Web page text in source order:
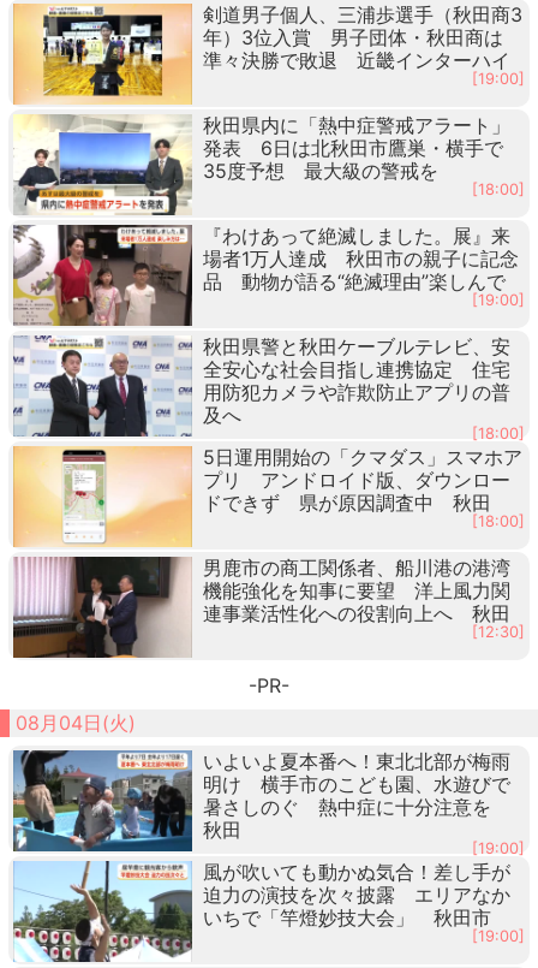
剣道男子個人、三浦歩選手（秋田商3
年）3位入賞 男子団体・秋田商は
準々決勝で敗退 近畿インターハイ
[19:00]
秋田県内に「熱中症警戒アラート」
発表 6日は北秋田市鷹巣・横手で
35度予想 最大級の警戒を
[18:00]
『わけあって絶滅しました。展』来
場者1万人達成 秋田市の親子に記念
品 動物が語る“絶滅理由”楽しんで
[19:00]
秋田県警と秋田ケーブルテレビ、安
全安心な社会目指し連携協定 住宅
用防犯カメラや詐欺防止アプリの普
及へ
[18:00]
5日運用開始の「クマダス」スマホア
プリ アンドロイド版、ダウンロー
ドできず 県が原因調査中 秋田
[18:00]
男鹿市の商工関係者、船川港の港湾
機能強化を知事に要望 洋上風力関
連事業活性化への役割向上へ 秋田
[12:30]
-PR-
08月04日(火)
いよいよ夏本番へ！東北北部が梅雨
明け 横手市のこども園、水遊びで
暑さしのぐ 熱中症に十分注意を
秋田
[19:00]
風が吹いても動かぬ気合！差し手が
迫力の演技を次々披露 エリアなか
いちで「竿燈妙技大会」 秋田市
[19:00]